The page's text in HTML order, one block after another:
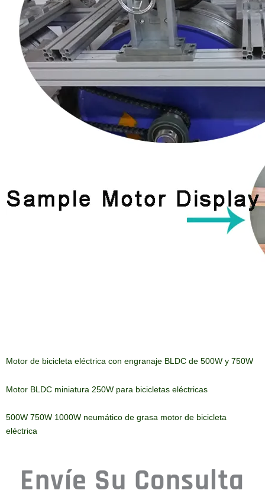
Motor de bicicleta eléctrica con engranaje BLDC de 500W y 750W
Motor BLDC miniatura 250W para bicicletas eléctricas
500W 750W 1000W neumático de grasa motor de bicicleta
eléctrica
Envíe Su Consulta